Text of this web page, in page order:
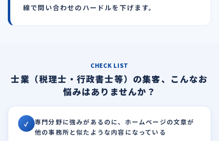
線で問い合わせのハードルを下げます。
CHECK LIST
士業（税理士・行政書士等）の集客、こんなお
悩みはありませんか？
✓
専門分野に強みがあるのに、ホームページの文章が
他の事務所と似たような内容になっている